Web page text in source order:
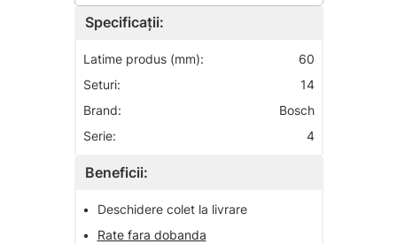
Specificații:
Latime produs (mm):
60
Seturi:
14
Brand:
Bosch
Serie:
4
Beneficii:
•
Deschidere colet la livrare
•
Rate fara dobanda